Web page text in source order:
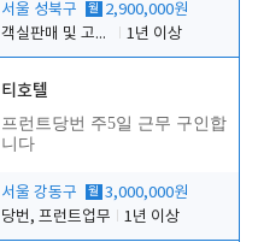
서울 성북구 월 2,900,000원
객실판매 및 고객응대
1년 이상
티호텔
프런트당번 주5일 근무 구인합
니다
서울 강동구 월 3,000,000원
당번, 프런트업무
1년 이상